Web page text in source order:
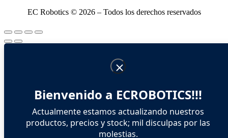
EC Robotics © 2026 – Todos los derechos reservados
Bienvenido a ECROBOTICS!!!
Actualmente estamos actualizando nuestros
productos, precios y stock; mil disculpas por las
molestias.